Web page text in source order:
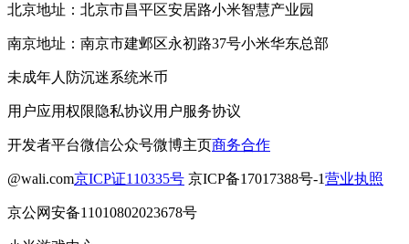
北京地址：北京市昌平区安居路小米智慧产业园
南京地址：南京市建邺区永初路37号小米华东总部
未成年人防沉迷系统米币
用户应用权限隐私协议用户服务协议
开发者平台微信公众号微博主页商务合作
@wali.com京ICP证110335号 京ICP备17017388号-1营业执照
京公网安备11010802023678号